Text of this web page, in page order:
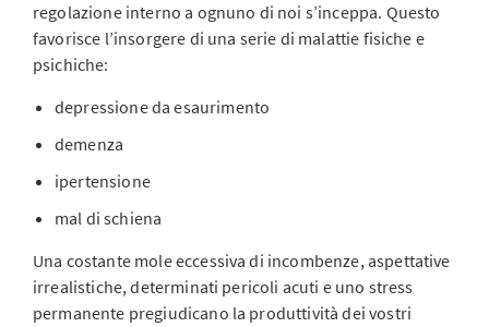
regolazione interno a ognuno di noi s’inceppa. Questo
favorisce l’insorgere di una serie di malattie fisiche e
psichiche:
depressione da esaurimento
demenza
ipertensione
mal di schiena
Una costante mole eccessiva di incombenze, aspettative
irrealistiche, determinati pericoli acuti e uno stress
permanente pregiudicano la produttività dei vostri